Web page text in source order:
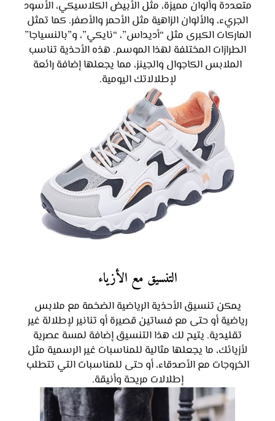
متعددة وألوان مميزة، مثل الأبيض الكلاسيكي، الأسود
الجريء، والألوان الزاهية مثل الأحمر والأصفر. كما تمثل
الماركات الكبرى مثل “أديداس”، “نايكي”، و”بالنسياجا”
الطرازات المختلفة لهذا الموسم. هذه الأحذية تناسب
الملابس الكاجوال والجينز، مما يجعلها إضافة رائعة
لإطلالاتك اليومية.
التنسيق مع الأزياء
يمكن تنسيق الأحذية الرياضية الضخمة مع ملابس
رياضية أو حتى مع فساتين قصيرة أو تنانير لإطلالة غير
تقليدية. يتيح لك هذا التنسيق إضافة لمسة عصرية
لأزيائك، ما يجعلها مثالية للمناسبات غير الرسمية مثل
الخروجات مع الأصدقاء، أو حتى للمناسبات التي تتطلب
إطلالات مريحة وأنيقة.